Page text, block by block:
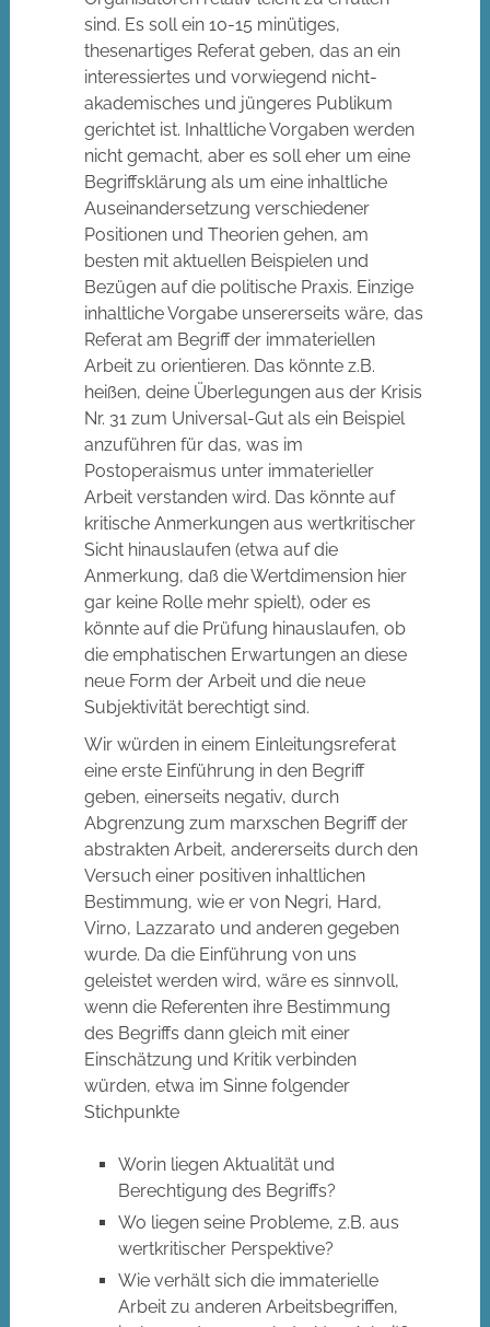
sind. Es soll ein 10-15 minütiges,
thesenartiges Referat geben, das an ein
interessiertes und vorwiegend nicht-
akademisches und jüngeres Publikum
gerichtet ist. Inhaltliche Vorgaben werden
nicht gemacht, aber es soll eher um eine
Begriffsklärung als um eine inhaltliche
Auseinandersetzung verschiedener
Positionen und Theorien gehen, am
besten mit aktuellen Beispielen und
Bezügen auf die politische Praxis. Einzige
inhaltliche Vorgabe unsererseits wäre, das
Referat am Begriff der immateriellen
Arbeit zu orientieren. Das könnte z.B.
heißen, deine Überlegungen aus der Krisis
Nr. 31 zum Universal-Gut als ein Beispiel
anzuführen für das, was im
Postoperaismus unter immaterieller
Arbeit verstanden wird. Das könnte auf
kritische Anmerkungen aus wertkritischer
Sicht hinauslaufen (etwa auf die
Anmerkung, daß die Wertdimension hier
gar keine Rolle mehr spielt), oder es
könnte auf die Prüfung hinauslaufen, ob
die emphatischen Erwartungen an diese
neue Form der Arbeit und die neue
Subjektivität berechtigt sind.
Wir würden in einem Einleitungsreferat
eine erste Einführung in den Begriff
geben, einerseits negativ, durch
Abgrenzung zum marxschen Begriff der
abstrakten Arbeit, andererseits durch den
Versuch einer positiven inhaltlichen
Bestimmung, wie er von Negri, Hard,
Virno, Lazzarato und anderen gegeben
wurde. Da die Einführung von uns
geleistet werden wird, wäre es sinnvoll,
wenn die Referenten ihre Bestimmung
des Begriffs dann gleich mit einer
Einschätzung und Kritik verbinden
würden, etwa im Sinne folgender
Stichpunkte
Worin liegen Aktualität und
Berechtigung des Begriffs?
Wo liegen seine Probleme, z.B. aus
wertkritischer Perspektive?
Wie verhält sich die immaterielle
Arbeit zu anderen Arbeitsbegriffen,